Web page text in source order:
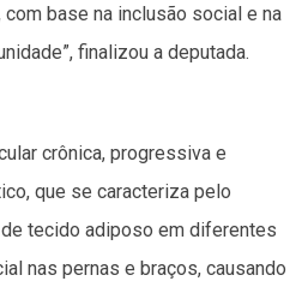
base na inclusão social e na
finalizou a deputada.
crônica, progressiva e
que se caracteriza pelo
tecido adiposo em diferentes
nas pernas e braços, causando